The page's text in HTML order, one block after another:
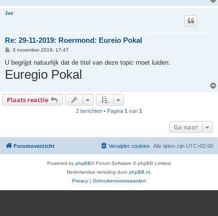
Jac
Re: 29-11-2019: Roermond: Eureio Pokal
B
r
c
h
3 november 2019; 17:47
U begrijpt natuurlijk dat de titel van deze topic moet luiden:
Euregio Pokal
Plaats reactie
2 berichten • Pagina 1 van 1
Ga naar
Forumoverzicht Alle tijden zijn UTC+02:00
Verwijder cookies
Powered by phpBB® Forum Software © phpBB Limited
Nederlandse vertaling doorphpBB.nl
Privacy | Gebruikersvoorwaarden